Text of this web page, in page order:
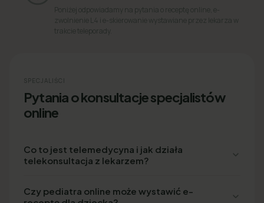
Poniżej odpowiadamy na pytania o receptę online, e-
zwolnienie L4 i e-skierowanie wystawiane przez lekarza w
trakcie teleporady.
SPECJALIŚCI
Pytania o konsultacje specjalistów
online
Co to jest telemedycyna i jak działa
telekonsultacja z lekarzem?
Czy pediatra online może wystawić e-